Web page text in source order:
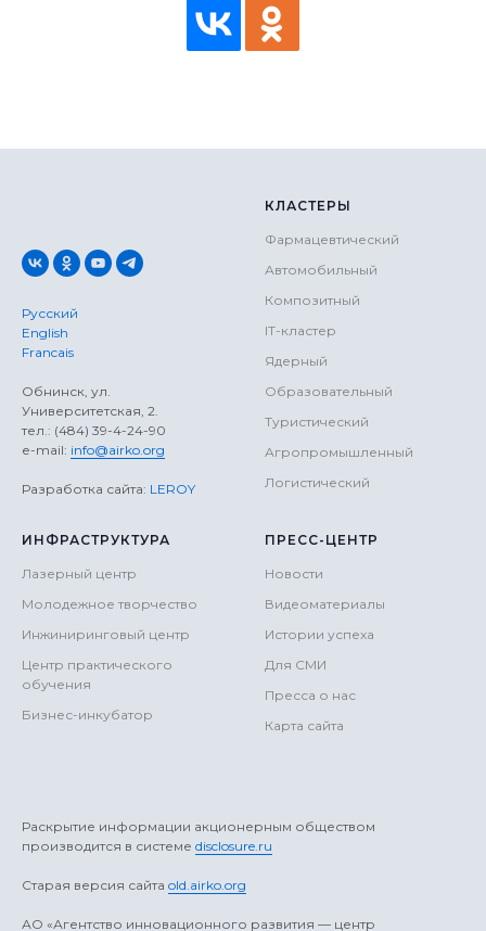
Русский
English
Francais
Обнинск, ул.
Университетская, 2.
тел.: (484) 39-4-24-90
е-mail: info@airko.org
Разработка сайта: LEROY
КЛАСТЕРЫ
Фармацевтический
Автомобильный
Композитный
IT-кластер
Ядерный
Образовательный
Туристический
Агропромышленный
Логистический
ИНФРАСТРУКТУРА
Лазерный центр
Молодежное творчество
Инжиниринговый центр
Центр практического
обучения
Бизнес-инкубатор
ПРЕСС-ЦЕНТР
Новости
Видеоматериалы
Истории успеха
Для СМИ
Пресса о нас
Карта сайта
Раскрытие информации акционерным обществом
производится в системе disclosure.ru
Старая версия сайта old.airko.org
АO «Агентство инновационного развития — центр